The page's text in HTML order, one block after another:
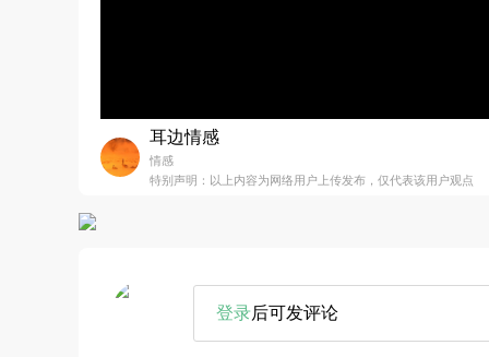
耳边情感
情感
特别声明：以上内容为网络用户上传发布，仅代表该用户观点
登录后可发评论